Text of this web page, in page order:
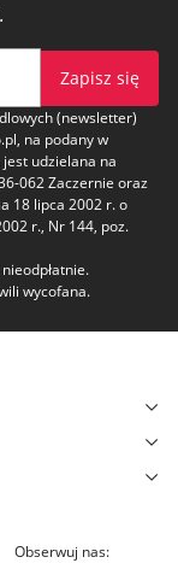
Zapisz się
(newsletter)
na podany w
udzielana na
062 Zaczernie oraz
18 lipca 2002 r. o
r., Nr 144, poz.
wycofana.
Obserwuj nas: